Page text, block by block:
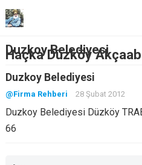
Haçka Düzköy
Duzkoy Belediyesi
Duzkoy Belediyesi
@Firma Rehberi 28 Şubat 2012
Duzkoy Belediyesi Düzköy
66